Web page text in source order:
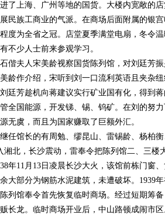
了上海、广州等地的国货。大楼内宽敞的
民族工商业的气派。在商场后面附属的银
度为全省之冠。店堂夏季满堂电扇，冬令
不少人士前来参观学习。
石偕夫人宋美龄视察国货陈列馆，对刘廷芳
龄作介绍，宋听到刘一口流利英语且夹杂
廷芳趁机向蒋建议实行矿业国有化，得到
全国能源，开发锑、锡、钨矿。在刘的努
无虞，而且为国家赚取了巨额外汇。
任馆长的有周勉、缪昆山、雷锡龄、杨柏
湘北，长沙震动，雷奉令把陈列馆二、三
年11月13日凌晨长沙大火，该馆前栋门窗
大部分为钢筋水泥建筑，未遭破坏。1939
列馆奉令首先恢复临时商场。经过短期筹
长龙。临时商场开业后，中山路顿成闹市